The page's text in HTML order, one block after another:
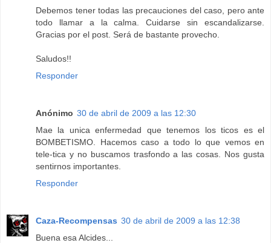
Debemos tener todas las precauciones del caso, pero ante
todo llamar a la calma. Cuidarse sin escandalizarse.
Gracias por el post. Será de bastante provecho.
Saludos!!
Responder
Anónimo 30 de abril de 2009 a las 12:30
Mae la unica enfermedad que tenemos los ticos es el
BOMBETISMO. Hacemos caso a todo lo que vemos en
tele-tica y no buscamos trasfondo a las cosas. Nos gusta
sentirnos importantes.
Responder
Caza-Recompensas 30 de abril de 2009 a las 12:38
Buena esa Alcides...